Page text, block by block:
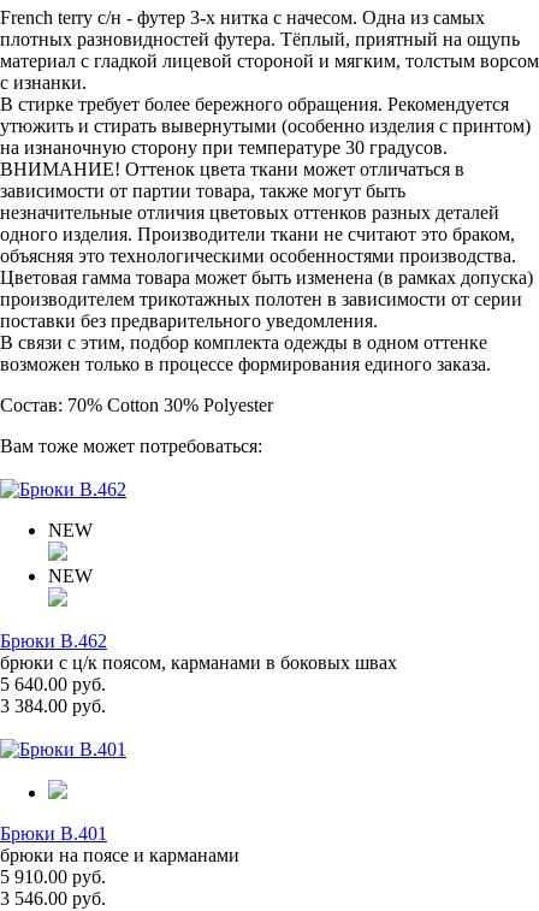
French terry с/н - футер 3-х нитка с начесом. Одна из самых
плотных разновидностей футера. Тёплый, приятный на ощупь
материал с гладкой лицевой стороной и мягким, толстым ворсом
с изнанки.
В стирке требует более бережного обращения. Рекомендуется
утюжить и стирать вывернутыми (особенно изделия с принтом)
на изнаночную сторону при температуре 30 градусов.
ВНИМАНИЕ! Оттенок цвета ткани может отличаться в
зависимости от партии товара, также могут быть
незначительные отличия цветовых оттенков разных деталей
одного изделия. Производители ткани не считают это браком,
объясняя это технологическими особенностями производства.
Цветовая гамма товара может быть изменена (в рамках допуска)
производителем трикотажных полотен в зависимости от серии
поставки без предварительного уведомления.
В связи с этим, подбор комплекта одежды в одном оттенке
возможен только в процессе формирования единого заказа.
Состав: 70% Cotton 30% Polyester
Вам тоже может потребоваться:
NEW
NEW
Брюки B.462
брюки с ц/к поясом, карманами в боковых швах
5 640.00 руб.
3 384.00 руб.
Брюки B.401
брюки на поясе и карманами
5 910.00 руб.
3 546.00 руб.